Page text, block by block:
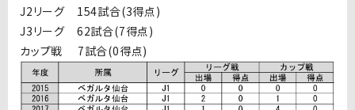
J2リーグ 154試合(3得点)
J3リーグ 62試合(7得点)
カップ戦 7試合(0得点)